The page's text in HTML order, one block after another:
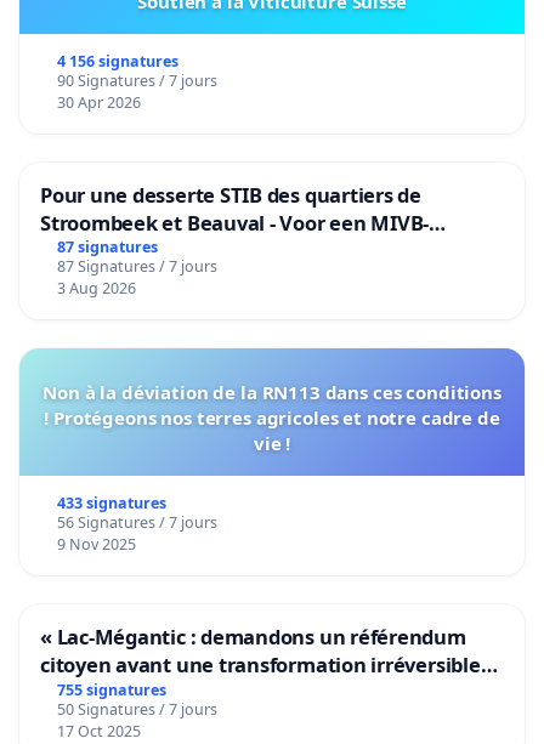
4 156 signatures
90 Signatures / 7 jours
30 Apr 2026
Pour une desserte STIB des quartiers de
Stroombeek et Beauval - Voor een MIVB-
bediening van de wijken Strombeek en Het
Voor
87 signatures
87 Signatures / 7 jours
3 Aug 2026
Non à la déviation de la RN113 dans ces conditions
! Protégeons nos terres agricoles et notre cadre de
vie !
433 signatures
56 Signatures / 7 jours
9 Nov 2025
« Lac-Mégantic : demandons un référendum
citoyen avant une transformation irréversible
de notre territoire »
755 signatures
50 Signatures / 7 jours
17 Oct 2025